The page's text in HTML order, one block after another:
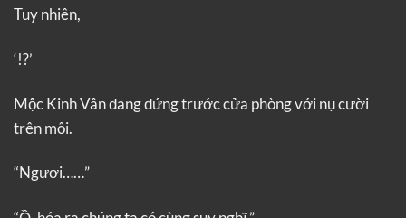
Tuy nhiên,
‘!?’
Mộc Kinh Vân đang đứng trước cửa phòng với nụ cười
trên môi.
“Ngươi……”